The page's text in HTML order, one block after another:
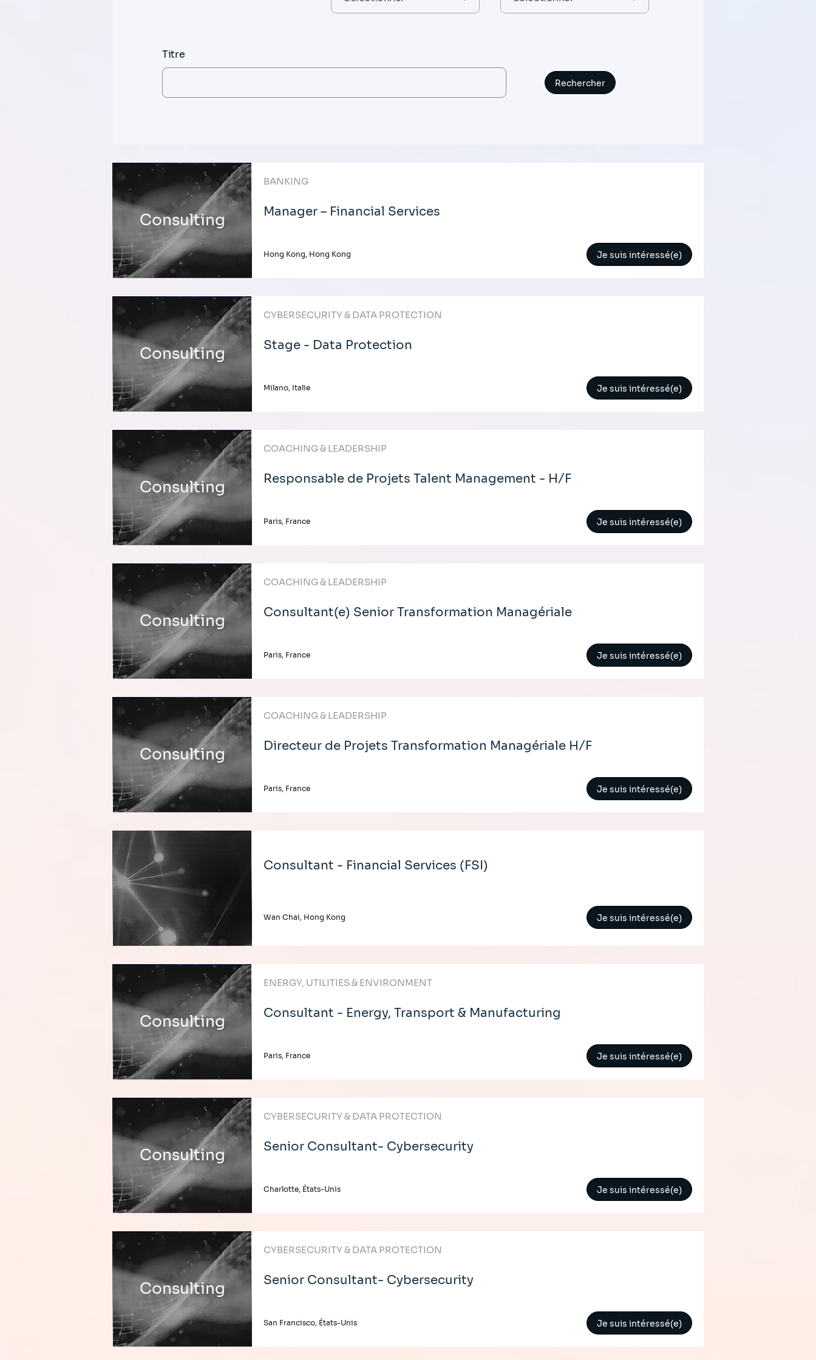
Titre
Consulting
BANKING
Manager – Financial Services
Hong Kong, Hong Kong Je suis intéressé(e)
Consulting
CYBERSECURITY & DATA PROTECTION
Stage - Data Protection
Milano, Italie Je suis intéressé(e)
Consulting
COACHING & LEADERSHIP
Responsable de Projets Talent Management - H/F
Paris, France Je suis intéressé(e)
Consulting
COACHING & LEADERSHIP
Consultant(e) Senior Transformation Managériale
Paris, France Je suis intéressé(e)
Consulting
COACHING & LEADERSHIP
Directeur de Projets Transformation Managériale H/F
Paris, France Je suis intéressé(e)
Consultant - Financial Services (FSI)
Wan Chai, Hong Kong Je suis intéressé(e)
Consulting
ENERGY, UTILITIES & ENVIRONMENT
Consultant - Energy, Transport & Manufacturing
Paris, France Je suis intéressé(e)
Consulting
CYBERSECURITY & DATA PROTECTION
Senior Consultant- Cybersecurity
Charlotte, États-Unis Je suis intéressé(e)
Consulting
CYBERSECURITY & DATA PROTECTION
Senior Consultant- Cybersecurity
San Francisco, États-Unis Je suis intéressé(e)